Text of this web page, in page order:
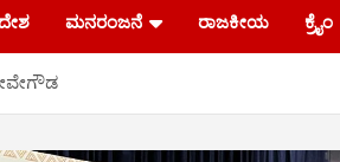
ಮನರಂಜನೆ ರಾಜಕೀಯ ಕ್ರೈಂ